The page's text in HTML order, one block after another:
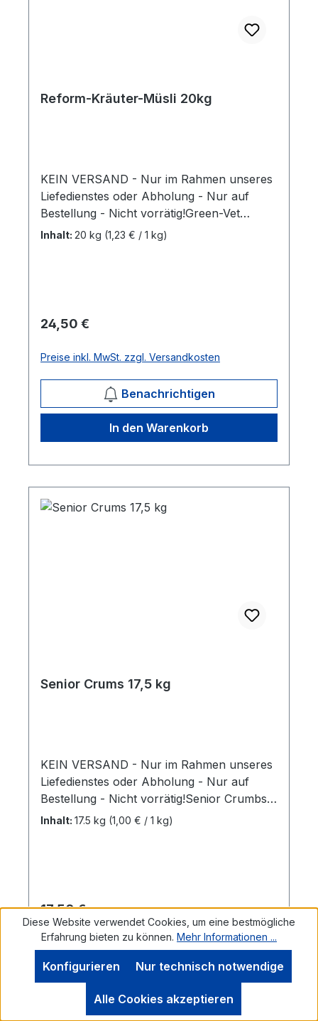
Reform-Kräuter-Müsli 20kg
KEIN VERSAND - Nur im Rahmen unseres
Liefedienstes oder Abholung - Nur auf
Bestellung - Nicht vorrätig!Green-Vet
KräutermüsliNatürliches, eiweißarmes Müsli
Inhalt: 20 kg (1,23 € / 1 kg)
Regulärer Preis:
24,50 €
Preise inkl. MwSt. zzgl. Versandkosten
Benachrichtigen
In den Warenkorb
Senior Crums 17,5 kg
KEIN VERSAND - Nur im Rahmen unseres
Liefedienstes oder Abholung - Nur auf
Bestellung - Nicht vorrätig!Senior Crumbs
ist ein kleines Pellet (Krümel), welches
einer guten Gesunheit. 17,5 kg / Sack Mehr
Informationen.
Inhalt: 17.5 kg (1,00 € / 1 kg)
Regulärer Preis:
17,50 €
Preise inkl. MwSt. zzgl. Versandkosten
In den Warenkorb
Diese Website verwendet Cookies, um eine bestmögliche
Erfahrung bieten zu können. Mehr Informationen ...
Nur technisch notwendige
Konfigurieren
Alle Cookies akzeptieren